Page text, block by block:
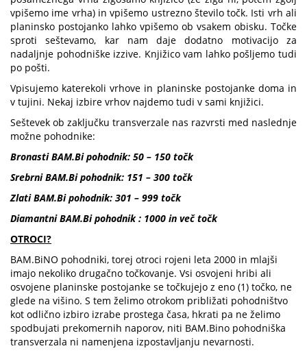
vpišemo ime vrha) in vpišemo ustrezno število točk. Isti vrh ali
planinsko postojanko lahko vpišemo ob vsakem obisku. Točke
sproti seštevamo, kar nam daje dodatno motivacijo za
nadaljnje pohodniške izzive. Knjižico vam lahko pošljemo tudi
po pošti.
Vpisujemo katerekoli vrhove in planinske postojanke doma in
v tujini. Nekaj izbire vrhov najdemo tudi v sami knjižici.
Seštevek ob zaključku transverzale nas razvrsti med naslednje
možne pohodnike:
Bronasti BAM.Bi pohodnik: 50 – 150 točk
Srebrni BAM.Bi pohodnik: 151 – 300 točk
Zlati BAM.Bi pohodnik: 301 – 999 točk
Diamantni BAM.Bi pohodnik : 1000 in več točk
OTROCI?
BAM.BiNO pohodniki, torej otroci rojeni leta 2000 in mlajši
imajo nekoliko drugačno točkovanje. Vsi osvojeni hribi ali
osvojene planinske postojanke se točkujejo z eno (1) točko, ne
glede na višino. S tem želimo otrokom približati pohodništvo
kot odlično izbiro izrabe prostega časa, hkrati pa ne želimo
spodbujati prekomernih naporov, niti BAM.Bino pohodniška
transverzala ni namenjena izpostavljanju nevarnosti.